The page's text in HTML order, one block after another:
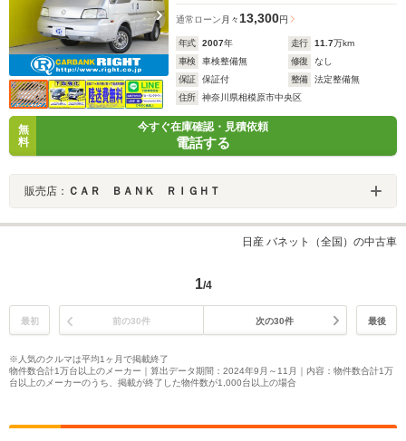
通常ローン 月々 13,300円
年式 2007年 走行 11.7万km
車検
車検整備無 修復
なし
保証
保証付 整備
法定整備無
住所
神奈川県相模原市中央区
無
料
今すぐ在庫確認・見積依頼
電話する
販売店： ＣＡＲ ＢＡＮＫ ＲＩＧＨＴ
日産 バネット（全国）の中古車
1/4
最初 前の30件 次の30件 最後
※人気のクルマは平均1ヶ月で掲載終了
物件数合計1万台以上のメーカー｜算出データ期間：2024年9月～11月｜内容：物件数合計1万
台以上のメーカーのうち、掲載が終了した物件数が1,000台以上の場合